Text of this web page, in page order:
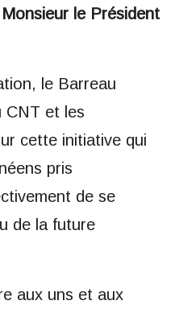
Monsieur le Président
le Barreau
CNT et les
cette initiative qui
pris
de se
de la future
aux uns et aux